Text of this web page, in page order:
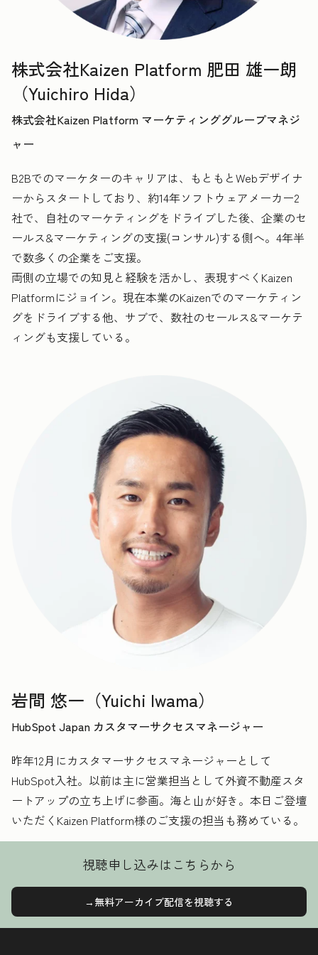
株式会社Kaizen Platform 肥田 雄一朗
（Yuichiro Hida）
株式会社Kaizen Platform マーケティンググループマネジ
ャー
B2Bでのマーケターのキャリアは、もともとWebデザイナ
ーからスタートしており、約14年ソフトウェアメーカー2
社で、自社のマーケティングをドライブした後、企業のセ
ールス&マーケティングの支援(コンサル)する側へ。4年半
で数多くの企業をご支援。
両側の立場での知見と経験を活かし、表現すべくKaizen
Platformにジョイン。現在本業のKaizenでのマーケティン
グをドライブする他、サブで、数社のセールス&マーケテ
ィングも支援している。
岩間 悠一（Yuichi Iwama）
HubSpot Japan カスタマーサクセスマネージャー
昨年12月にカスタマーサクセスマネージャーとして
HubSpot入社。以前は主に営業担当として外資不動産スタ
ートアップの立ち上げに参画。海と山が好き。本日ご登壇
いただくKaizen Platform様のご支援の担当も務めている。
視聴申し込みはこちらから
→無料アーカイブ配信を視聴する